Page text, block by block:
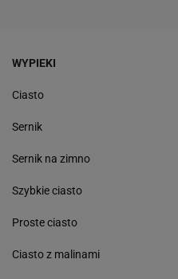
WYPIEKI
Ciasto
Sernik
Sernik na zimno
Szybkie ciasto
Proste ciasto
Ciasto z malinami